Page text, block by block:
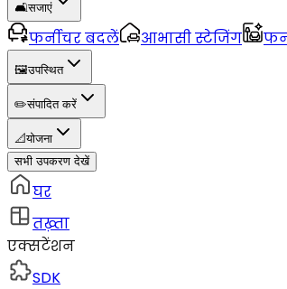
🛋️सजाएं
फर्नीचर बदलें आभासी स्टेजिंग
🖼️उपस्थित
✏️संपादित करें
📐योजना
सभी उपकरण देखें
घर
तख़्ता
एक्सटेंशन
SDK